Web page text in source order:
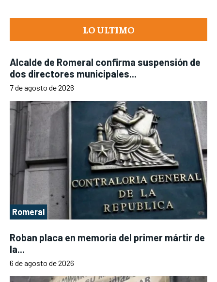
LO ULTIMO
Alcalde de Romeral confirma suspensión de
dos directores municipales...
7 de agosto de 2026
Romeral
Roban placa en memoria del primer mártir de
la...
6 de agosto de 2026